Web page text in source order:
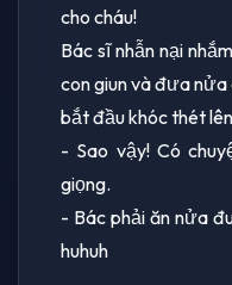
cho cháu!
Bác sĩ nhẫn nại
con giun và đưa nửa
bắt đầu khóc thét
- Sao vậy! Có
giọng.
- Bác phải ăn nửa
huhuh